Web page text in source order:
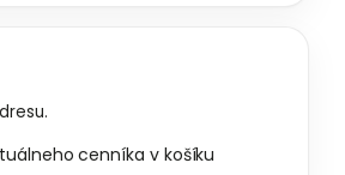
cenníka v košíku